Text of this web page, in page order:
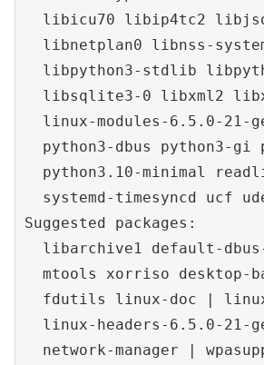
libicu70 libip4tc2
libnetplan0 libnss-
libpython3-stdlib
libsqlite3-0 libxml2
linux-modules-6.5.0-21-
python3-dbus python3-gi
python3.10-minimal
systemd-timesyncd ucf
Suggested packages:
libarchive1 default-
mtools xorriso desktop-
fdutils linux-doc |
linux-headers-6.5.0-21-
network-manager |